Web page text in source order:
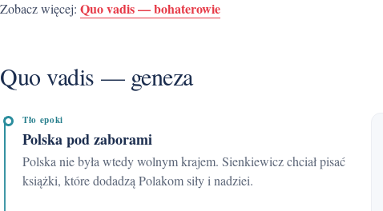
Zobacz więcej: Quo vadis — bohaterowie
Quo vadis — geneza
Tło epoki
Polska pod zaborami
Polska nie była wtedy wolnym krajem. Sienkiewicz chciał pisać
książki, które dodadzą Polakom siły i nadziei.